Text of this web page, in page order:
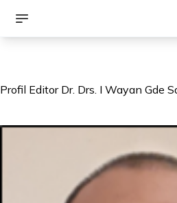
Profil Editor Dr. Drs. I Wayan Gde